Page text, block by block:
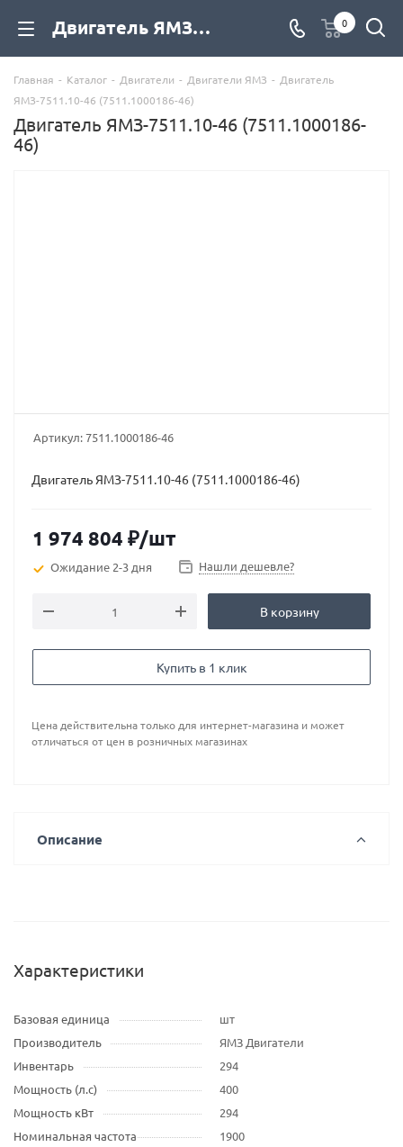
Двигатель ЯМЗ-7511.10-46 (7511.1000186-46) купить со склада с доставкой по цене официального дилера, фото, описание, характеристики - компания Дизель Экспорт 0
Главная - Каталог - Двигатели - Двигатели ЯМЗ - Двигатель
ЯМЗ-7511.10-46 (7511.1000186-46)
Двигатель ЯМЗ-7511.10-46 (7511.1000186-
46)
Артикул:7511.1000186-46
Двигатель ЯМЗ-7511.10-46 (7511.1000186-46)
1 974 804 ₽/шт
Ожидание 2-3 дня Нашли дешевле?
В корзину
Купить в 1 клик
Цена действительна только для интернет-магазина и может
отличаться от цен в розничных магазинах
Описание
Характеристики
Базовая единица
шт
Производитель
ЯМЗ Двигатели
Инвентарь
294
Мощность (л.с)
400
Мощность кВт
294
Номинальная частота
1900